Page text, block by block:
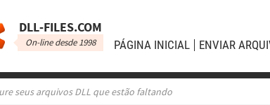
DLL‑FILES.COM
On-line desde 1998 PÁGINA INICIAL ENVIAR